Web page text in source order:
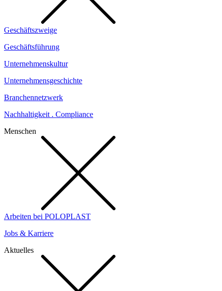
Geschäftszweige
Geschäftsführung
Unternehmenskultur
Unternehmensgeschichte
Branchennetzwerk
Nachhaltigkeit . Compliance
Menschen
Arbeiten bei POLOPLAST
Jobs & Karriere
Aktuelles